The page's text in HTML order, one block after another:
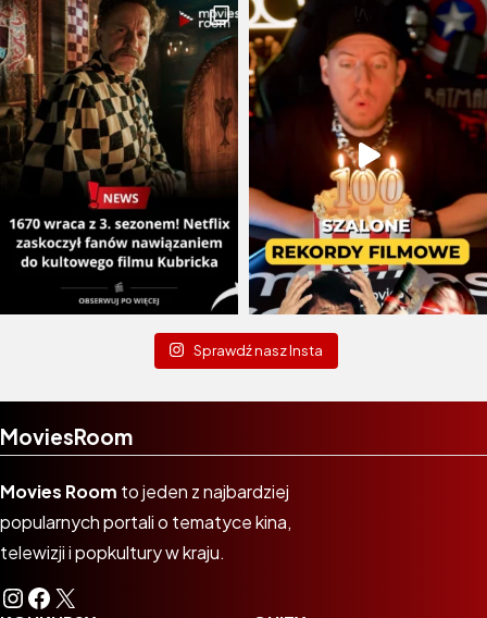
Sprawdź nasz Insta
MoviesRoom
Movies Room to jeden z najbardziej
popularnych portali o tematyce kina,
telewizji i popkultury w kraju.
Instagram
Facebook
X